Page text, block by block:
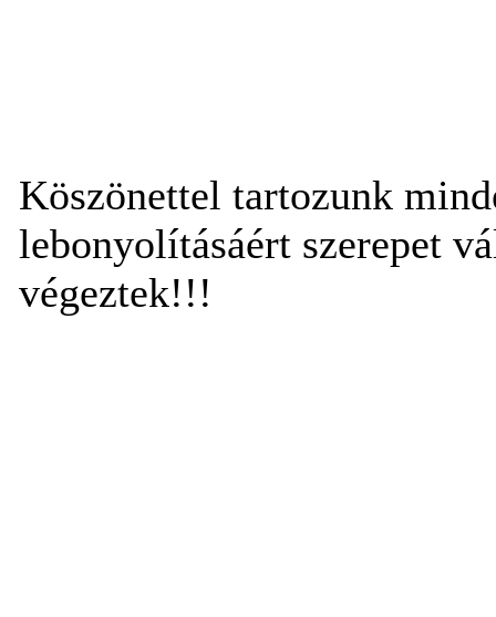
Köszönettel tartozunk
lebonyolításáért szerepet
végeztek!!!